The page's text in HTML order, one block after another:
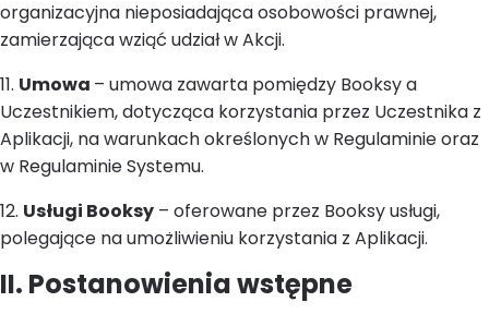
organizacyjna nieposiadająca osobowości prawnej,
zamierzająca wziąć udział w Akcji.
11. Umowa – umowa zawarta pomiędzy Booksy a
Uczestnikiem, dotycząca korzystania przez Uczestnika z
Aplikacji, na warunkach określonych w Regulaminie oraz
w Regulaminie Systemu.
12. Usługi Booksy – oferowane przez Booksy usługi,
polegające na umożliwieniu korzystania z Aplikacji.
II. Postanowienia wstępne